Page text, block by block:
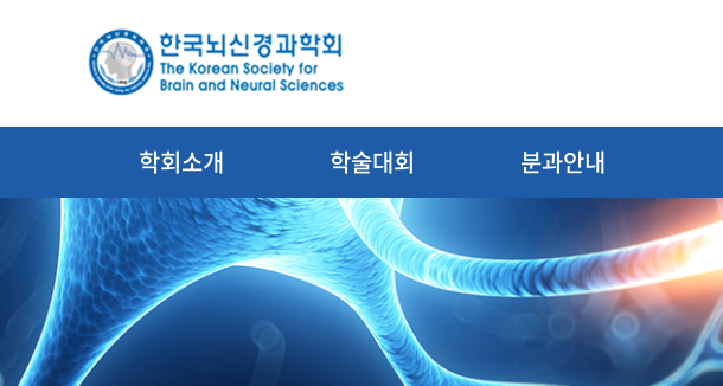
학회소개 학술대회 분과안내